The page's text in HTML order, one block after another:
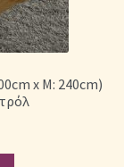
x Μ: 240cm)